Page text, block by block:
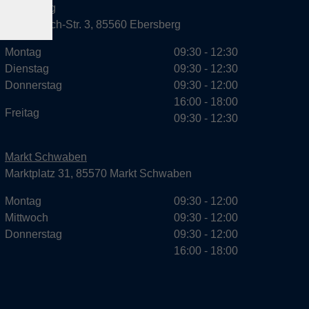
Ebersberg
Dr.-Wintrich-Str. 3, 85560 Ebersberg
Montag
Dienstag
Donnerstag
Freitag
09:30 - 12:30
09:30 - 12:30
09:30 - 12:00
16:00 - 18:00
09:30 - 12:30
Markt Schwaben
Marktplatz 31, 85570 Markt Schwaben
Montag
Mittwoch
Donnerstag
09:30 - 12:00
09:30 - 12:00
09:30 - 12:00
16:00 - 18:00